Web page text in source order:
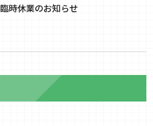
臨時休業のお知らせ